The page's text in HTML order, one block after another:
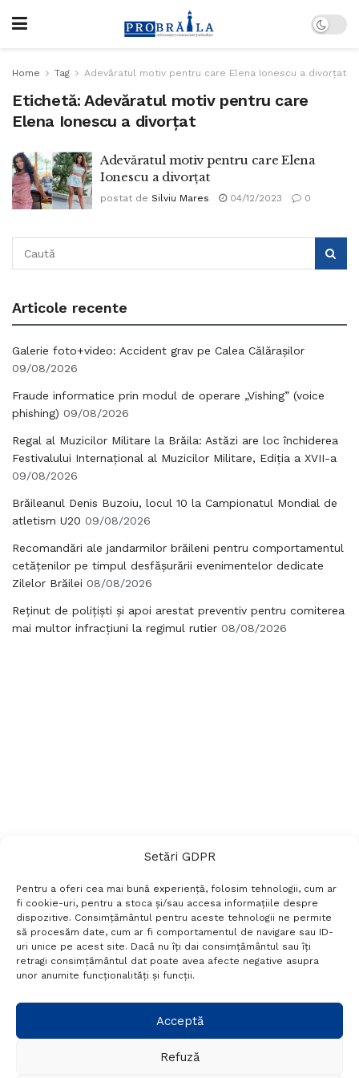
Setări GDPR
Pentru a oferi cea mai bună experiență, folosim tehnologii, cum ar
fi cookie-uri, pentru a stoca și/sau accesa informațiile despre
dispozitive. Consimțământul pentru aceste tehnologii ne permite
să procesăm date, cum ar fi comportamentul de navigare sau ID-
uri unice pe acest site. Dacă nu îți dai consimțământul sau îți
retragi consimțământul dat poate avea afecte negative asupra
unor anumite funcționalități și funcții.
Acceptă
Refuză
Home Tag Adevăratul motiv pentru care Elena Ionescu a divorțat
Etichetă: Adevăratul motiv pentru care
Elena Ionescu a divorțat
Adevăratul motiv pentru care Elena
Ionescu a divorțat
postat de Silviu Mares 04/12/2023 0
Articole recente
Galerie foto+video: Accident grav pe Calea Călărașilor
09/08/2026
Fraude informatice prin modul de operare „Vishing” (voice
phishing) 09/08/2026
Regal al Muzicilor Militare la Brăila: Astăzi are loc închiderea
Festivalului Internațional al Muzicilor Militare, Ediția a XVII-a
09/08/2026
Brăileanul Denis Buzoiu, locul 10 la Campionatul Mondial de
atletism U20 09/08/2026
Recomandări ale jandarmilor brăileni pentru comportamentul
cetățenilor pe timpul desfășurării evenimentelor dedicate
Zilelor Brăilei 08/08/2026
Reținut de polițiști și apoi arestat preventiv pentru comiterea
mai multor infracțiuni la regimul rutier 08/08/2026
Termeni si conditii
Politică de confidențialitate
Politica cookies
Setări GDPR
+40 788 760 194